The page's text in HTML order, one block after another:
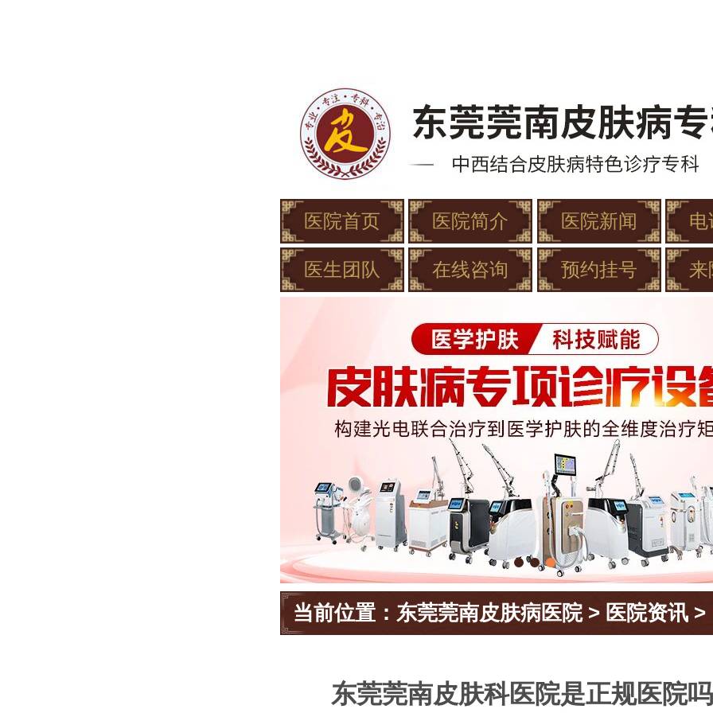
医院首页 医院简介 医院新闻 电
医生团队 在线咨询 预约挂号 来
当前位置： 东莞莞南皮肤病医院> 医院资讯 >
东莞莞南皮肤科医院是正规医院